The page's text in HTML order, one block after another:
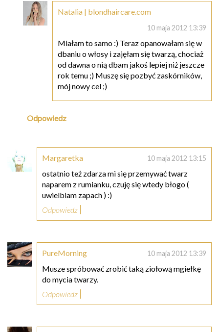
Natalia | blondhaircare.com
10 maja 2012 13:39
Miałam to samo :) Teraz opanowałam się w
dbaniu o włosy i zajęłam się twarzą, chociaż
od dawna o nią dbam jakoś lepiej niż jeszcze
rok temu ;) Muszę się pozbyć zaskórników,
mój nowy cel ;)
Odpowiedz
Margaretka 10 maja 2012 13:15
ostatnio też zdarza mi się przemywać twarz
naparem z rumianku, czuję się wtedy błogo (
uwielbiam zapach ) :)
Odpowiedz
PureMorning 10 maja 2012 13:39
Musze spróbować zrobić taką ziołową mgiełkę
do mycia twarzy.
Odpowiedz